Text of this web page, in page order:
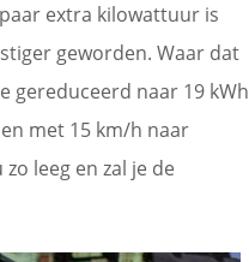
extra kilowattuur is
geworden. Waar dat
gereduceerd naar 19 kWh
met 15 km/h naar
leeg en zal je de